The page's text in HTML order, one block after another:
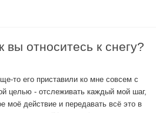
относитесь к снегу?
то его приставили ко мне совсем с
целью - отслеживать каждый мой шаг,
моё действие и передавать всё это в